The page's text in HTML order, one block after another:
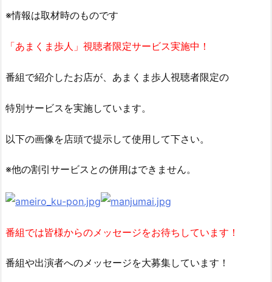
※情報は取材時のものです
「あまくま歩人」視聴者限定サービス実施中！
番組で紹介したお店が、あまくま歩人視聴者限定の
特別サービスを実施しています。
以下の画像を店頭で提示して使用して下さい。
※他の割引サービスとの併用はできません。
番組では皆様からのメッセージをお待ちしています！
番組や出演者へのメッセージを大募集しています！